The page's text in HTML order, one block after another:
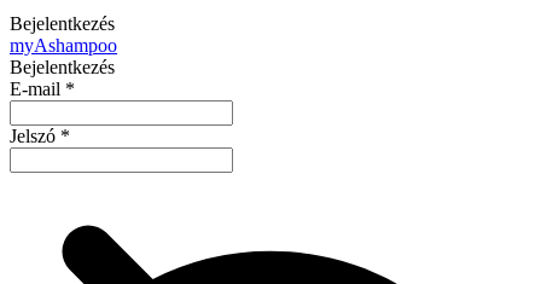
Bejelentkezés
myAshampoo
Bejelentkezés
E-mail *
Jelszó *